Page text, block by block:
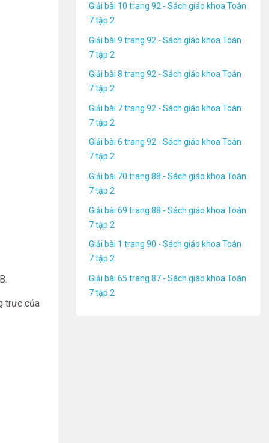
trực của
Giải bài 10 trang 92 - Sách giáo khoa Toán
7 tập 2
Giải bài 9 trang 92 - Sách giáo khoa Toán
7 tập 2
Giải bài 8 trang 92 - Sách giáo khoa Toán
7 tập 2
Giải bài 7 trang 92 - Sách giáo khoa Toán
7 tập 2
Giải bài 6 trang 92 - Sách giáo khoa Toán
7 tập 2
Giải bài 70 trang 88 - Sách giáo khoa Toán
7 tập 2
Giải bài 69 trang 88 - Sách giáo khoa Toán
7 tập 2
Giải bài 1 trang 90 - Sách giáo khoa Toán
7 tập 2
Giải bài 65 trang 87 - Sách giáo khoa Toán
7 tập 2